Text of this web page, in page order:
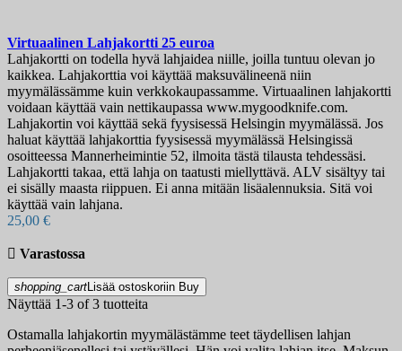
Virtuaalinen Lahjakortti 25 euroa
Lahjakortti on todella hyvä lahjaidea niille, joilla tuntuu olevan jo
kaikkea. Lahjakorttia voi käyttää maksuvälineenä niin
myymälässämme kuin verkkokaupassamme. Virtuaalinen lahjakortti
voidaan käyttää vain nettikaupassa www.mygoodknife.com.
Lahjakortin voi käyttää sekä fyysisessä Helsingin myymälässä. Jos
haluat käyttää lahjakorttia fyysisessä myymälässä Helsingissä
osoitteessa Mannerheimintie 52, ilmoita tästä tilausta tehdessäsi.
Lahjakortti takaa, että lahja on taatusti miellyttävä. ALV sisältyy tai
ei sisälly maasta riippuen. Ei anna mitään lisäalennuksia. Sitä voi
käyttää vain lahjana.
25,00 €
 Varastossa
shopping_cartLisää ostoskoriin Buy
Näyttää 1-3 of 3 tuotteita
Ostamalla lahjakortin myymälästämme teet täydellisen lahjan